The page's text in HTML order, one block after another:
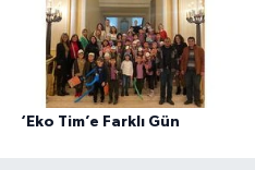
‘Eko Tim’e Farklı Gün